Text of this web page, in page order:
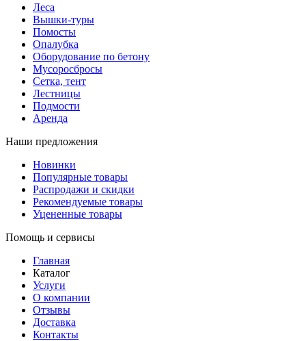
Леса
Вышки-туры
Помосты
Опалубка
Оборудование по бетону
Мусороcбросы
Сетка, тент
Лестницы
Подмости
Аренда
Наши предложения
Новинки
Популярные товары
Распродажи и скидки
Рекомендуемые товары
Уцененные товары
Помощь и сервисы
Главная
Каталог
Услуги
О компании
Отзывы
Доставка
Контакты